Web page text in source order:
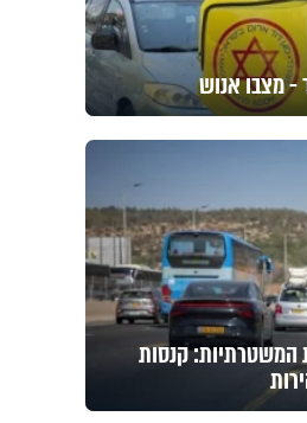
- מצבו אנוש
המשטרתיות: קנסות